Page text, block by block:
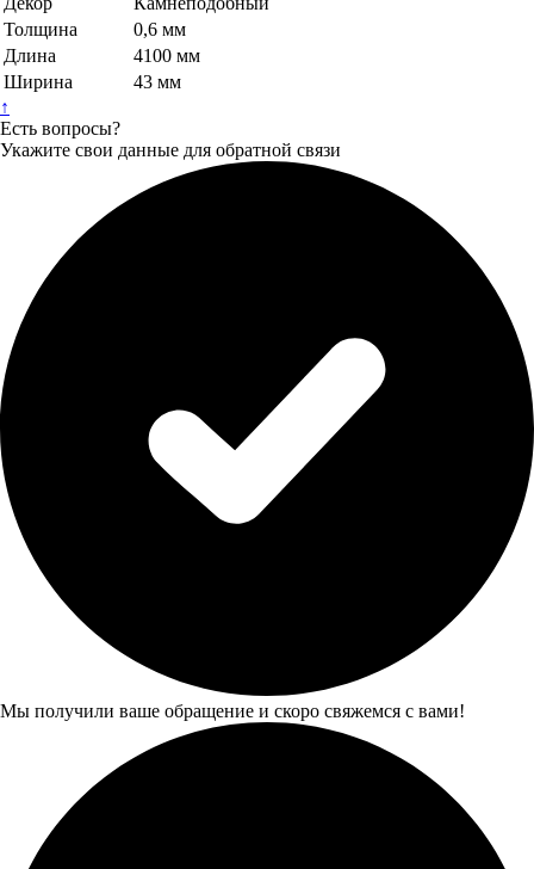
Толщина
0,6 мм
Длина
4100 мм
Ширина
43 мм
↑
Есть вопросы?
Укажите свои данные для обратной связи
Мы получили ваше обращение и скоро свяжемся с вами!